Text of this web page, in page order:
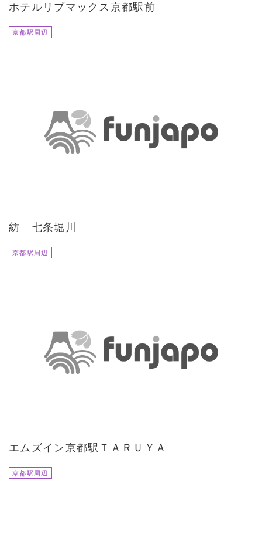
ホテルリブマックス京都駅前
京都駅周辺
紡 七条堀川
京都駅周辺
エムズイン京都駅ＴＡＲＵＹＡ
京都駅周辺